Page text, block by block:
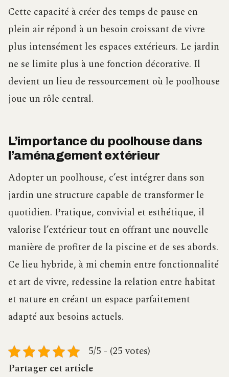
Cette capacité à créer des temps de pause en
plein air répond à un besoin croissant de vivre
plus intensément les espaces extérieurs. Le jardin
ne se limite plus à une fonction décorative. Il
devient un lieu de ressourcement où le poolhouse
joue un rôle central.
L’importance du poolhouse dans
l’aménagement extérieur
Adopter un poolhouse, c’est intégrer dans son
jardin une structure capable de transformer le
quotidien. Pratique, convivial et esthétique, il
valorise l’extérieur tout en offrant une nouvelle
manière de profiter de la piscine et de ses abords.
Ce lieu hybride, à mi chemin entre fonctionnalité
et art de vivre, redessine la relation entre habitat
et nature en créant un espace parfaitement
adapté aux besoins actuels.
5/5 - (25 votes)
Partager cet article